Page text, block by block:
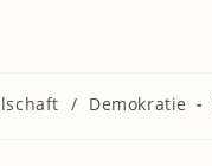
/ Demokratie